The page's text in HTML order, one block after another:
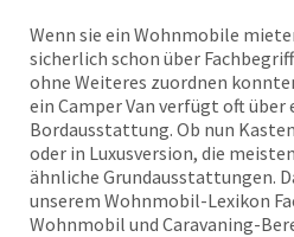
Wenn sie ein Wohnmobile
sicherlich schon über
ohne Weiteres zuordnen
ein Camper Van verfügt oft über
Bordausstattung. Ob nun
oder in Luxusversion, die
ähnliche Grundausstattungen.
unserem Wohnmobil-Lexikon
Wohnmobil und Caravaning-